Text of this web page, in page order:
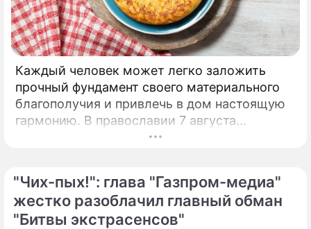
Назван российский участник
"Евровидения-2021"
Сюжеты
Евровидение 2021
Манижа (Manizha) Далеровна
Сангин
Каждый человек может легко заложить
прочный фундамент своего материального
благополучия и привлечь в дом настоящую
гармонию. В православии 7 августа
почитают память праведной Анны, матери
"Чих-пых!": глава "Газпром-медиа"
жестко разоблачил главный обман
"Битвы экстрасенсов"